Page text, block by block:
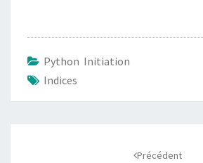
Python Initiation
Indices
Précédent